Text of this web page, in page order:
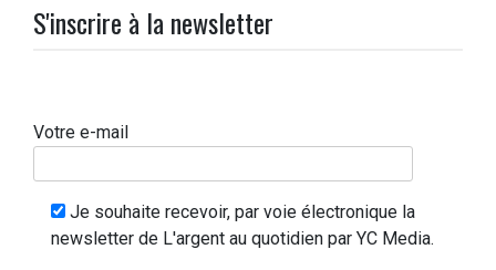
S'inscrire à la newsletter
Votre e-mail
Je souhaite recevoir, par voie électronique la
newsletter de L'argent au quotidien par YC Media.